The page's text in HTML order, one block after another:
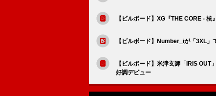
【ビルボード】XG『THE CORE -
【ビルボード】Number_iが「3XL
【ビルボード】米津玄師「IRIS
好調デビュー